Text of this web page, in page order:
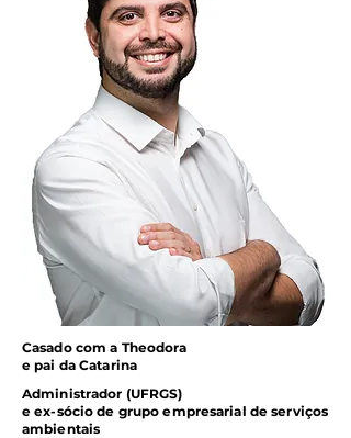
Casado com a Theodora
e pai da Catarina
Administrador (UFRGS)
e ex-sócio de grupo empresarial de serviços
ambientais